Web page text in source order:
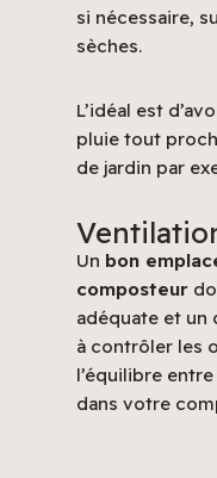
si nécessaire,
sèches.
L’idéal est
pluie tout
de jardin par
Un bon
composteur
adéquate et un
à contrôler les
l’équilibre
dans votre